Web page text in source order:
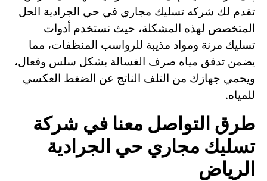
تقدم لك شركه تسليك مجاري في حي الجرادية الحل
المتخصص لهذه المشكلة، حيث نستخدم أدوات
تسليك مرنة ومواد مذيبة للرواسب المنظفات، مما
يضمن تدفق مياه صرف الغسالة بشكل سلس وفعال،
ويحمي جهازك من التلف الناتج عن الضغط العكسي
للمياه.
طرق التواصل معنا في شركة
تسليك مجاري حي الجرادية
الرياض